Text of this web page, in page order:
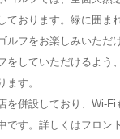
ております。緑に囲ま
ルフをお楽しみいただ
をしていただけるよう
ます。
を併設しており、Wi-Fi
です。詳しくはフロン